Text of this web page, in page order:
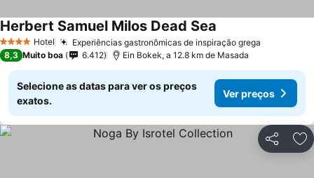
4 EstrelasHotel Experiências gastronômicas de inspiração grega
Herbert Samuel Milos Dead Sea
8,3 Muito boa 6.412 Ein Bokek, a 12.8 km de Masada
Selecione as datas para ver os preços
exatos.
Ver preços
Partilhar